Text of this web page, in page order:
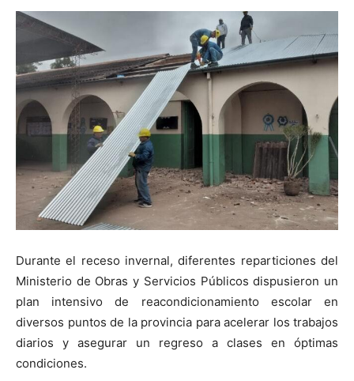
Durante el receso invernal, diferentes reparticiones del
Ministerio de Obras y Servicios Públicos dispusieron un
plan intensivo de reacondicionamiento escolar en
diversos puntos de la provincia para acelerar los trabajos
diarios y asegurar un regreso a clases en óptimas
condiciones.